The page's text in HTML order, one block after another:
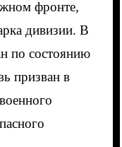
фронте,
дивизии. В
по состоянию
призван в